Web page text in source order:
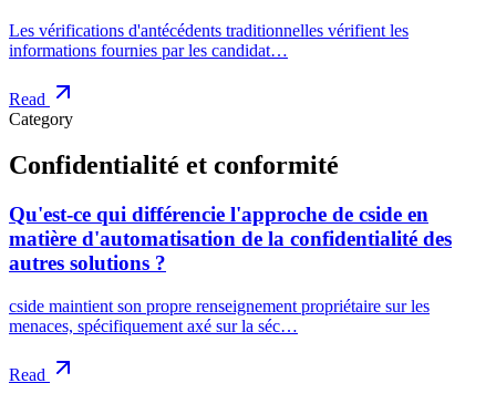
Les vérifications d'antécédents traditionnelles vérifient les
informations fournies par les candidat…
Read
Category
Confidentialité et conformité
Qu'est-ce qui différencie l'approche de cside en
matière d'automatisation de la confidentialité des
autres solutions ?
cside maintient son propre renseignement propriétaire sur les
menaces, spécifiquement axé sur la séc…
Read